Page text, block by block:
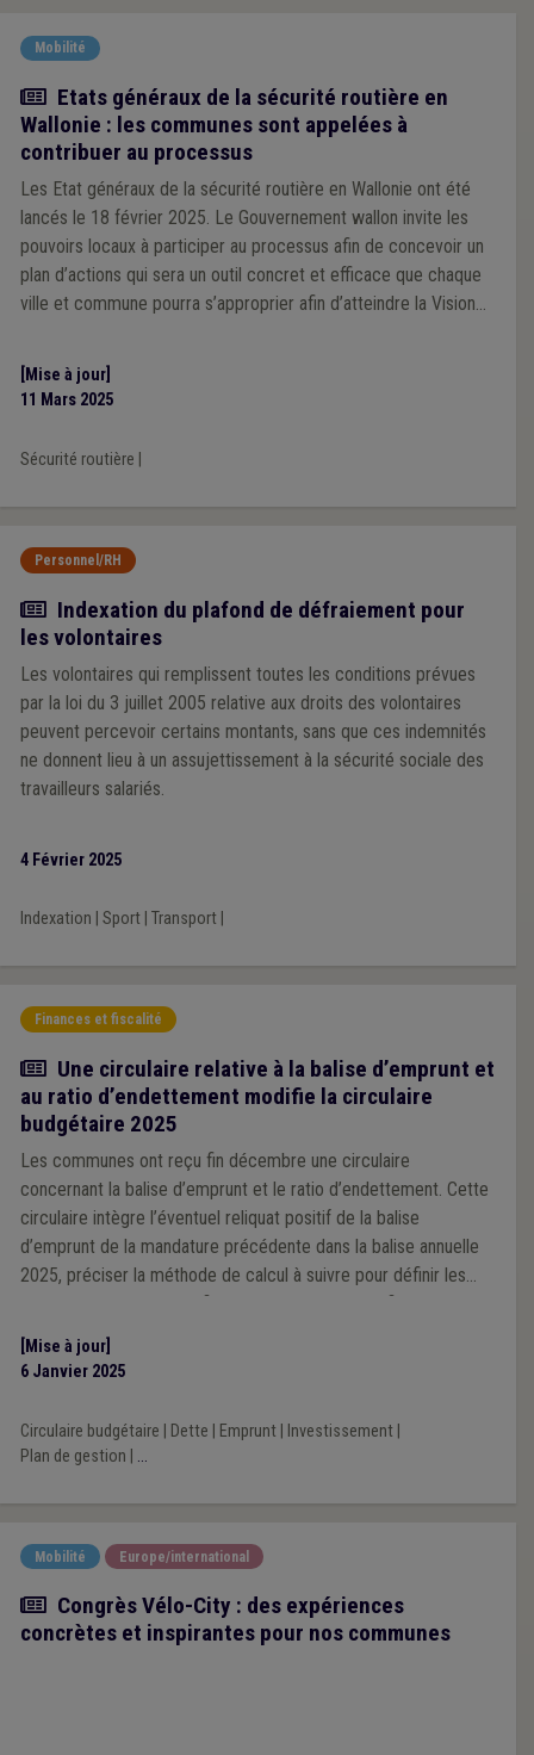
Mobilité
Actualité
Etats généraux de la sécurité routière en
Wallonie : les communes sont appelées à
contribuer au processus
Les Etat généraux de la sécurité routière en Wallonie ont été
lancés le 18 février 2025. Le Gouvernement wallon invite les
pouvoirs locaux à participer au processus afin de concevoir un
plan d’actions qui sera un outil concret et efficace que chaque
ville et commune pourra s’approprier afin d’atteindre la Vision
[Mise à jour]
11 Mars 2025
Sécurité routière
Personnel/RH
Actualité
Indexation du plafond de défraiement pour
les volontaires
Les volontaires qui remplissent toutes les conditions prévues
par la loi du 3 juillet 2005 relative aux droits des volontaires
peuvent percevoir certains montants, sans que ces indemnités
ne donnent lieu à un assujettissement à la sécurité sociale des
travailleurs salariés.
4 Février 2025
Indexation Sport| Transport|
Finances et fiscalité
Actualité
Une circulaire relative à la balise d’emprunt et
au ratio d’endettement modifie la circulaire
budgétaire 2025
Les communes ont reçu fin décembre une circulaire
concernant la balise d’emprunt et le ratio d’endettement. Cette
circulaire intègre l’éventuel reliquat positif de la balise
d’emprunt de la mandature précédente dans la balise annuelle
2025, préciser la méthode de calcul à suivre pour définir les
ratios d’endettement et fixe le ratio des charges financières à
15,5 % pour les communes sous plan de gestion.
[Mise à jour]
6 Janvier 2025
Circulaire budgétaire Dette Emprunt| Investissement|
Plan de gestion
...
Mobilité Europe/international
Article
Congrès Vélo-City : des expériences
concrètes et inspirantes pour nos communes